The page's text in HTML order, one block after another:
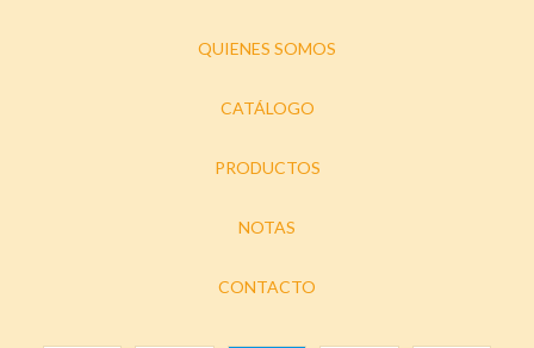
QUIENES SOMOS
CATÁLOGO
PRODUCTOS
NOTAS
CONTACTO